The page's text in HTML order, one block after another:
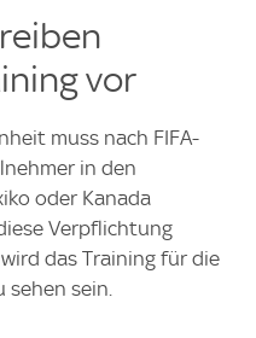
vor
muss nach FIFA-
in den
oder Kanada
Verpflichtung
das Training für die
sein.